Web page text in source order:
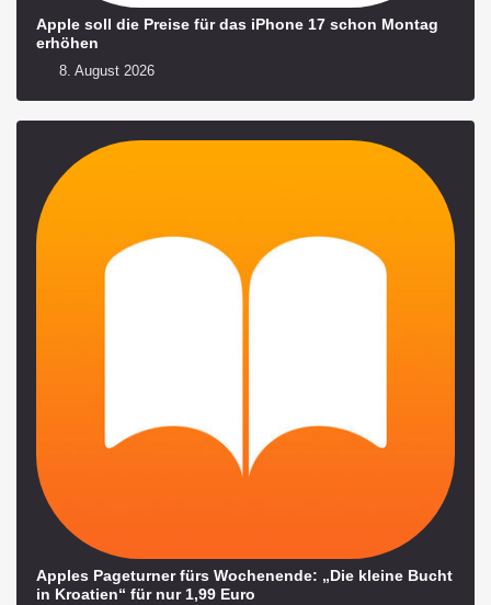
Apple soll die Preise für das iPhone 17 schon Montag
erhöhen
8. August 2026
Apples Pageturner fürs Wochenende: „Die kleine Bucht
in Kroatien“ für nur 1,99 Euro